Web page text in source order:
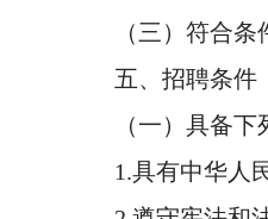
（三）符合
五、招聘条件
（一）具备
1.具有中华人